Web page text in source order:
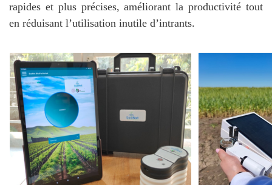
rapides et plus précises, améliorant la productivité tout
en réduisant l’utilisation inutile d’intrants.